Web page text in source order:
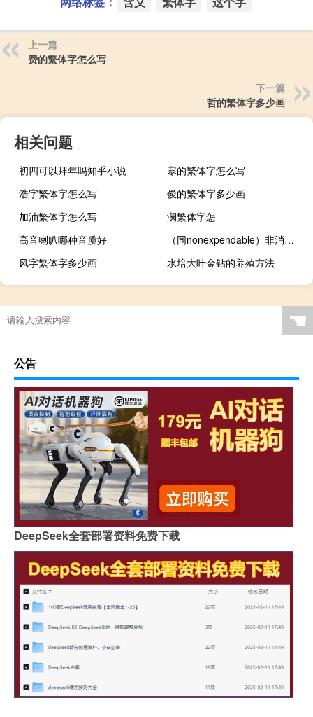
上一篇
费的繁体字怎么写
下一篇
哲的繁体字多少画
相关问题
初四可以拜年吗知乎小说
寒的繁体字怎么写
浩字繁体字怎么写
俊的繁体字多少画
加油繁体字怎么写
澜繁体字怎
高音喇叭哪种音质好
（同nonexpendable）非消耗品许可证错误怎么解决
风字繁体字多少画
水培大叶金钻的养殖方法
☚
公告
DeepSeek全套部署资料免费下载